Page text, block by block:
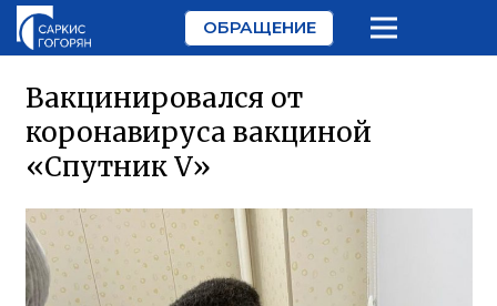
ОБРАЩЕНИЕ
Вакцинировался от
коронавируса вакциной
«Спутник V»